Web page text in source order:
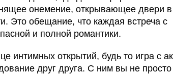
онемение, открывающее двери
Это обещание, что каждая встреча с
и полной романтики.
интимных открытий, будь то игра с
друг друга. С ним вы не просто